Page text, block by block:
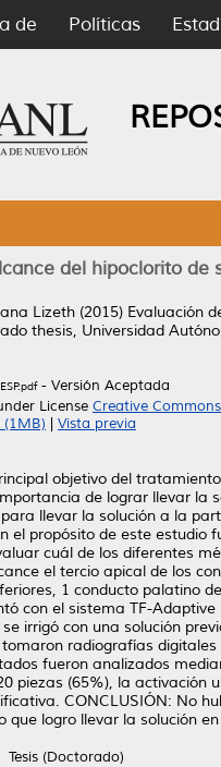
de Políticas
del hipoclorito
Lizeth (2015) Evaluación
thesis, Universidad
- Versión Aceptada
License Creative
Vista previa
objetivo del
de lograr llevar la
llevar la solución a la
el propósito de este estudio
cuál de los diferentes
el tercio apical de los
1 conducto palatino
con el sistema TF-
irrigó con una solución
radiografías
fueron analizados
piezas (65%), la activación
CONCLUSIÓN: No
que logro llevar la solución
Tesis (Doctorado)